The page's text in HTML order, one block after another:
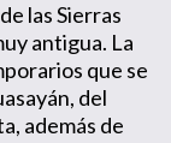
las Sierras
antigua. La
que se
del
además de